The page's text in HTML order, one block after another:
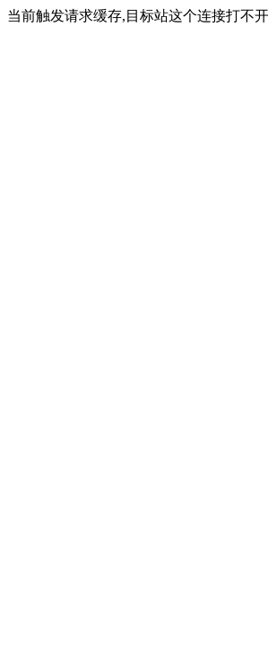
当前触发请求缓存,目标站这个连接打不